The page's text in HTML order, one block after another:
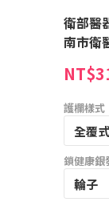
衛部醫
南市衛
護欄樣式
鎖健康銀